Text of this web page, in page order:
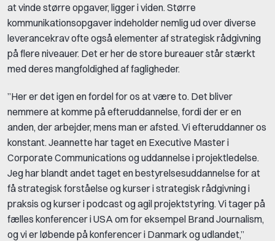
at vinde større opgaver, ligger i viden. Større
kommunikationsopgaver indeholder nemlig ud over diverse
leverancekrav ofte også elementer af strategisk rådgivning
på flere niveauer. Det er her de store bureauer står stærkt
med deres mangfoldighed af fagligheder.
”Her er det igen en fordel for os at være to. Det bliver
nemmere at komme på efteruddannelse, fordi der er en
anden, der arbejder, mens man er afsted. Vi efteruddanner os
konstant. Jeannette har taget en Executive Master i
Corporate Communications og uddannelse i projektledelse.
Jeg har blandt andet taget en bestyrelsesuddannelse for at
få strategisk forståelse og kurser i strategisk rådgivning i
praksis og kurser i podcast og agil projektstyring. Vi tager på
fælles konferencer i USA om for eksempel Brand Journalism,
og vi er løbende på konferencer i Danmark og udlandet,”